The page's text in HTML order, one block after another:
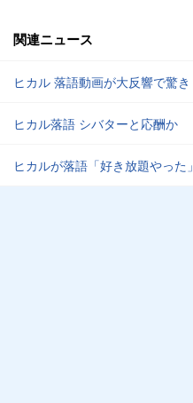
関連ニュース
ヒカル 落語動画が大反響で驚き
ヒカル落語 シバターと応酬か
ヒカルが落語「好き放題やった」